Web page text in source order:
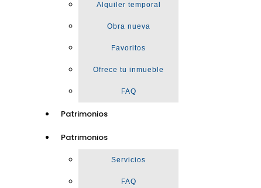
Alquiler temporal
Obra nueva
Favoritos
Ofrece tu inmueble
FAQ
Patrimonios
Patrimonios
Servicios
FAQ